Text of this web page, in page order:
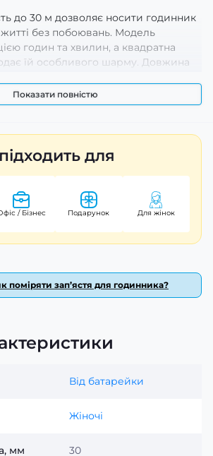
до 30 м дозволяє носити годинник
без побоювань. Модель
годин та хвилин, а квадратна
їй особливого шарму. Довжина
під час носіння. Годинник має
та виготовлено в Китаї.
– ідеальний аксесуар для жінок, які
Показати повністю
для
/ Бізнес Подарунок Для жінок
поміряти зап’ястя для годинника?
Від батарейки
Жіночі
мм 30